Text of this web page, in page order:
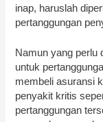
inap, haruslah
pertanggungan
Namun yang perlu
untuk
membeli asuransi
penyakit kritis
pertanggungan